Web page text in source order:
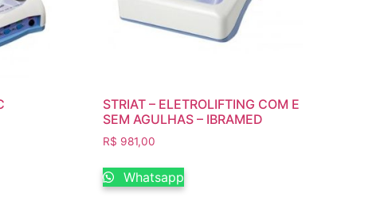
STRIAT – ELETROLIFTING COM E
SEM AGULHAS – IBRAMED
R$ 981,00
Whatsapp